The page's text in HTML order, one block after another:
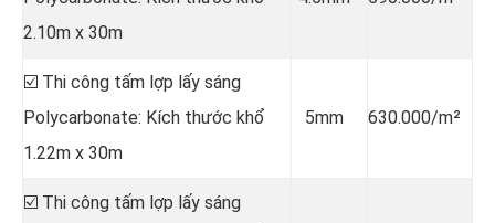
2.10m x 30m
☑️ Thi công tấm lợp lấy sáng
Polycarbonate: Kích thước khổ
1.22m x 30m
5mm 630.000/m²
☑️ Thi công tấm lợp lấy sáng